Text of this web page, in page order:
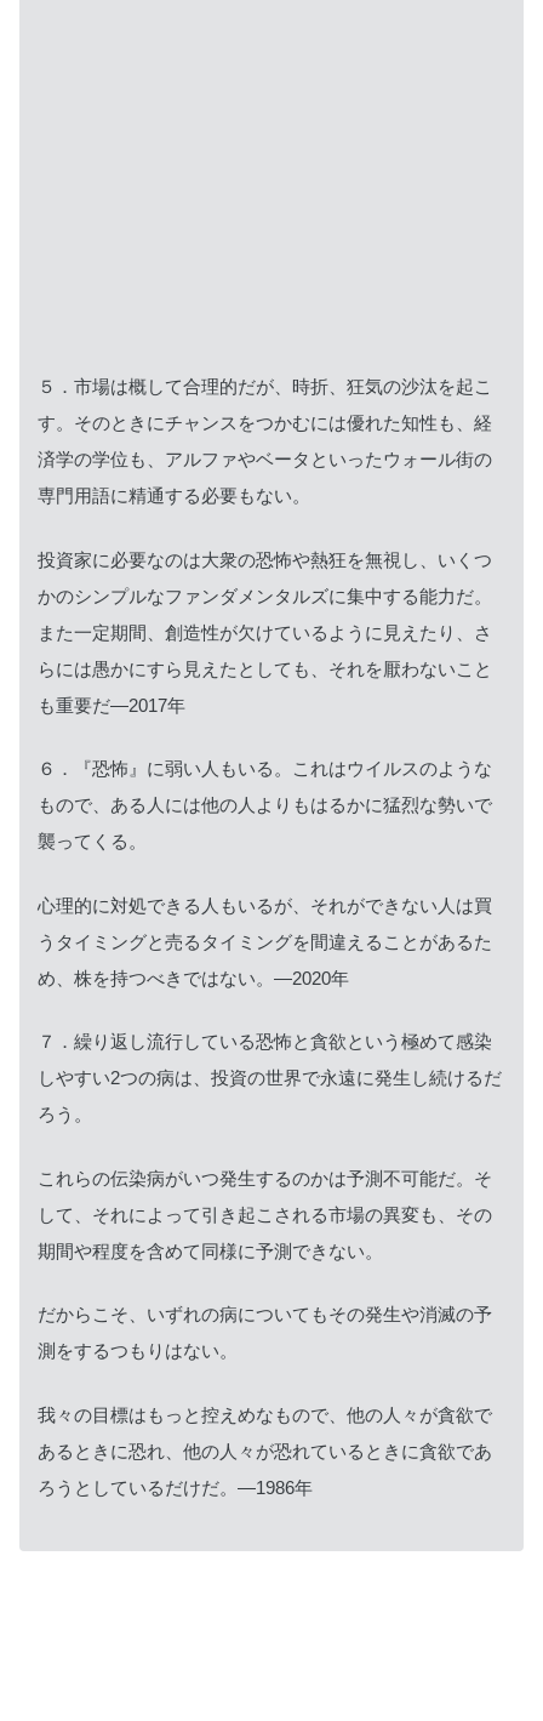
５．市場は概して合理的だが、時折、狂気の沙汰を起こ
す。そのときにチャンスをつかむには優れた知性も、経
済学の学位も、アルファやベータといったウォール街の
専門用語に精通する必要もない。
投資家に必要なのは大衆の恐怖や熱狂を無視し、いくつ
かのシンプルなファンダメンタルズに集中する能力だ。
また一定期間、創造性が欠けているように見えたり、さ
らには愚かにすら見えたとしても、それを厭わないこと
も重要だ—2017年
６．『恐怖』に弱い人もいる。これはウイルスのような
もので、ある人には他の人よりもはるかに猛烈な勢いで
襲ってくる。
心理的に対処できる人もいるが、それができない人は買
うタイミングと売るタイミングを間違えることがあるた
め、株を持つべきではない。—2020年
７．繰り返し流行している恐怖と貪欲という極めて感染
しやすい2つの病は、投資の世界で永遠に発生し続けるだ
ろう。
これらの伝染病がいつ発生するのかは予測不可能だ。そ
して、それによって引き起こされる市場の異変も、その
期間や程度を含めて同様に予測できない。
だからこそ、いずれの病についてもその発生や消滅の予
測をするつもりはない。
我々の目標はもっと控えめなもので、他の人々が貪欲で
あるときに恐れ、他の人々が恐れているときに貪欲であ
ろうとしているだけだ。—1986年